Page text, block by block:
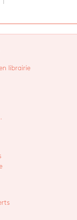
librairie